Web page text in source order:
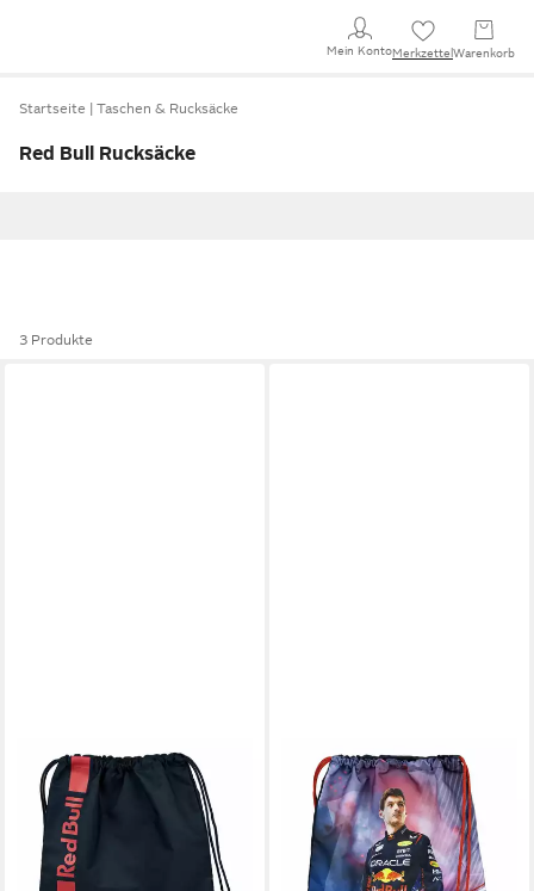
Mein KontoMerkzettel Warenkorb
Startseite Taschen & Rucksäcke
Red Bull Rucksäcke
3 Produkte
RED BULL
Turnbeutel Red Bull
Turnbeutel Praktisch stylish
für Sport und Freizeit (1-tlg)
21,95 €
RED BULL
Kinderrucksack Red Bull
Turnbeutel, für Schule &
Sport (1-tlg)
14,95 €
UVP22,99 €